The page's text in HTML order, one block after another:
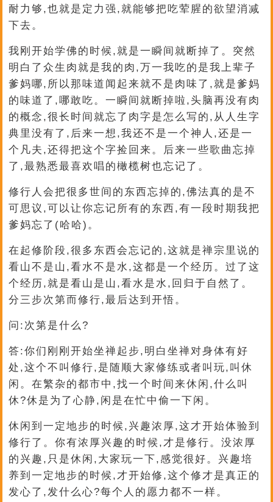
耐力够,也就是定力强,就能够把吃荤腥的欲望消减
下去。
我刚开始学佛的时候,就是一瞬间就断掉了。突然
明白了众生肉就是我的肉,万一我吃的是我上辈子
爹妈哪,所以那味道闻起来就不是肉味了,就是爹妈
的味道了,哪敢吃。一瞬间就断掉啦,头脑再没有肉
的概念,很长时间就忘了肉字是怎么写的,从人生字
典里没有了,后来一想,我还不是一个神人,还是一
个凡夫,还得把这个字捡回来。后来一些歌曲忘掉
了,最熟悉最喜欢唱的橄榄树也忘记了。
修行人会把很多世间的东西忘掉的,佛法真的是不
可思议,可以让你忘记所有的东西,有一段时期我把
爹妈忘了(哈哈)。
在起修阶段,很多东西会忘记的,这就是禅宗里说的
看山不是山,看水不是水,这都是一个经历。过了这
个经历,就是看山是山,看水是水,回归于自然了。
分三步次第而修行,最后达到开悟。
问:次第是什么?
答:你们刚刚开始坐禅起步,明白坐禅对身体有好
处,这个不叫修行,是随顺大家修练或者叫玩,叫休
闲。在繁杂的都市中,找一个时间来休闲,什么叫
休?休是为了心静,闲是在忙中偷一下闲。
休闲到一定地步的时候,兴趣浓厚,这才开始体验到
修行了。你有浓厚兴趣的时候,才是修行。没浓厚
的兴趣,只是休闲,大家玩一下,感觉很好。兴趣培
养到一定地步的时候,才开始修,这个修才是真正的
发心了,发什么心?每个人的愿力都不一样。